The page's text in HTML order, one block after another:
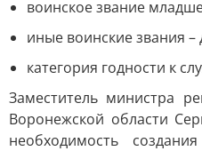
воинское звание
иные воинские звания –
категория годности к
Заместитель министра
Воронежской области
необходимость